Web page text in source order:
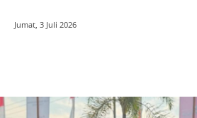
Jumat, 3 Juli 2026